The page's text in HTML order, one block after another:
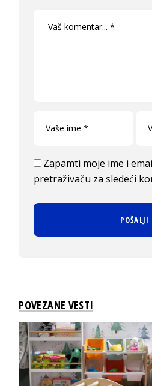
Zapamti moje ime i
pretraživaču za sledeći
POVEZANE VESTI